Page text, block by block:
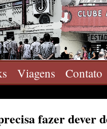
Viagens Contato
fazer dever